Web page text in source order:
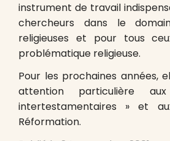
instrument de travail
chercheurs dans le
religieuses et pour tous
problématique religieuse.
Pour les prochaines années,
attention particulière
intertestamentaires » et
Réformation.